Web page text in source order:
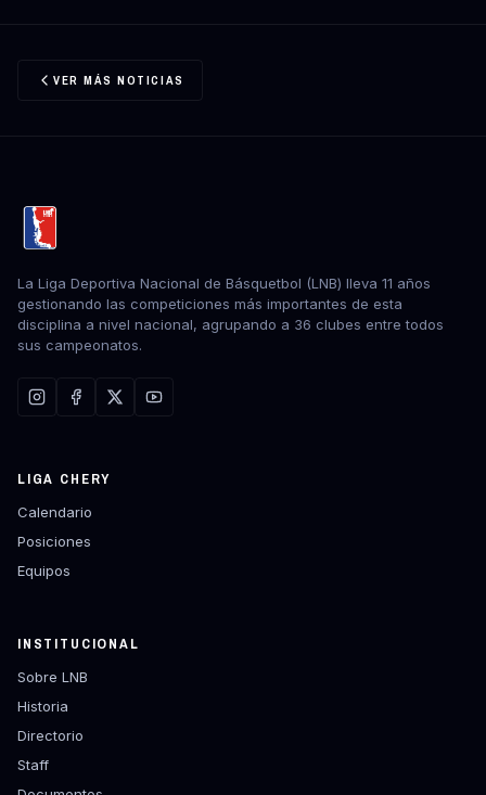
VER MÁS NOTICIAS
La Liga Deportiva Nacional de Básquetbol (LNB) lleva 11 años
gestionando las competiciones más importantes de esta
disciplina a nivel nacional, agrupando a 36 clubes entre todos
sus campeonatos.
LIGA CHERY
Calendario
Posiciones
Equipos
INSTITUCIONAL
Sobre LNB
Historia
Directorio
Staff